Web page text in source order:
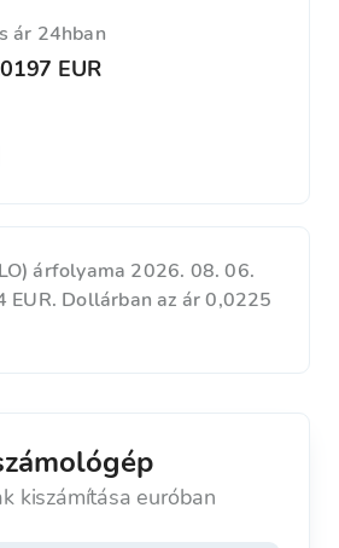
ár 24hban
EUR
árfolyama 2026. 08. 06.
Dollárban az ár 0,0225
kiszámítása euróban